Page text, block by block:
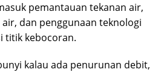
pemantauan tekanan air,
dan penggunaan teknologi
titik kebocoran.
kalau ada penurunan debit,